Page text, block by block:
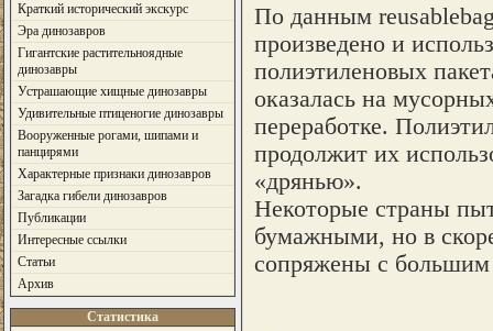
Краткий исторический экскурс
Эра динозавров
Гигантские растительноядные
динозавры
Устрашающие хищные динозавры
Удивительные птиценогие динозавры
Вооруженные рогами, шипами и
панцирями
Характерные признаки динозавров
Загадка гибели динозавров
Публикации
Интересные ссылки
Статьи
Архив
Статистика
По данным
произведено и
полиэтиленовых
оказалась на
переработке.
продолжит их
«дрянью».
Некоторые страны
бумажными, но в
сопряжены с большим